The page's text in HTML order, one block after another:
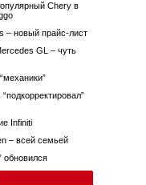
Chery в
– новый прайс-лист
GL – чуть
Infiniti
– всей семьей
обновился